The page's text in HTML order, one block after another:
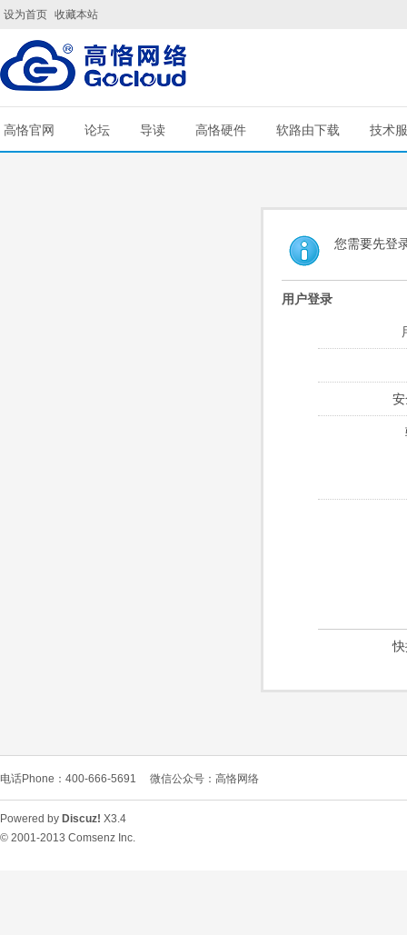
设为首页 收藏本站
高恪官网 论坛 导读 高恪硬件 软路由下载 技术
您需要先登
用户登录
电话Phone：400-666-5691 微信公众号：高恪网络
Powered by Discuz! X3.4
© 2001-2013 Comsenz Inc.